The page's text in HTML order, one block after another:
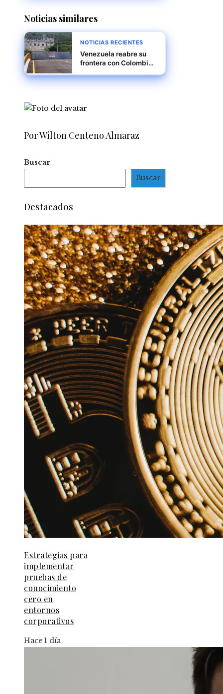
Noticias similares
NOTICIAS RECIENTES
Venezuela reabre su
frontera con Colombia
conspiración
Por Wilton Centeno Almaraz
Buscar
Buscar
Destacados
Estrategias para
implementar
pruebas de
conocimiento
cero en
entornos
corporativos
Hace 1 día